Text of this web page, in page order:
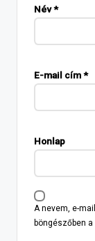
Név*
E-mail cím*
Honlap
A nevem, e-
böngészőben